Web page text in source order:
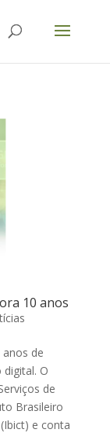
10 anos
de
O
de
Brasileiro
e conta